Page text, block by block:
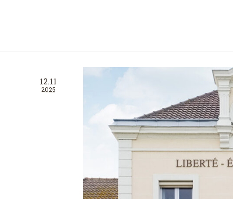
12.11
2025